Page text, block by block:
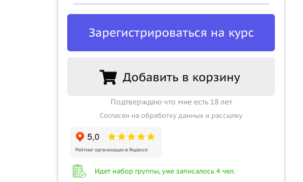
Зарегистрироваться на курс
Добавить в корзину
Подтверждаю что мне есть 18 лет
Согласен на обработку данных и рассылку
Идет набор группы, уже записалось 4 чел.